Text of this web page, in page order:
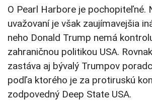
O Pearl Harbore je pochopiteľné.
uvažovaní je však zaujímavejšia
neho Donald Trump nemá
zahraničnou politikou USA.
zastáva aj bývalý Trumpov
podľa ktorého je za protiruskú
zodpovedný Deep State USA.